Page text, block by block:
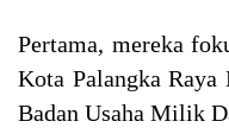
Pertama, mereka
Kota Palangka Raya
Badan Usaha Milik